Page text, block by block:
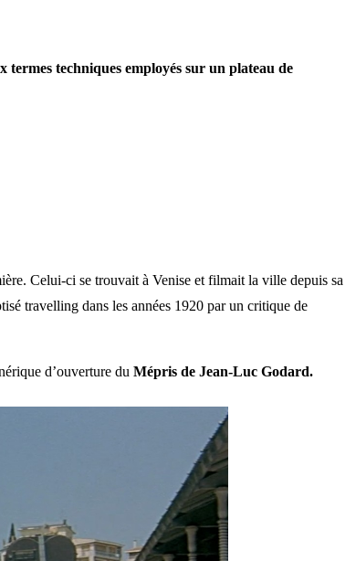
termes techniques employés sur un plateau de
Celui-ci se trouvait à Venise et filmait la ville depuis sa
travelling dans les années 1920 par un critique de
d’ouverture du Mépris de Jean-Luc Godard.